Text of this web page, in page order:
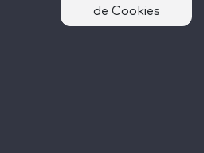
de Cookies